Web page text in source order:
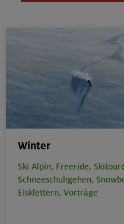
Winter
Ski Alpin, Freeride,
Schneeschuhgehen,
Eisklettern, Vorträge